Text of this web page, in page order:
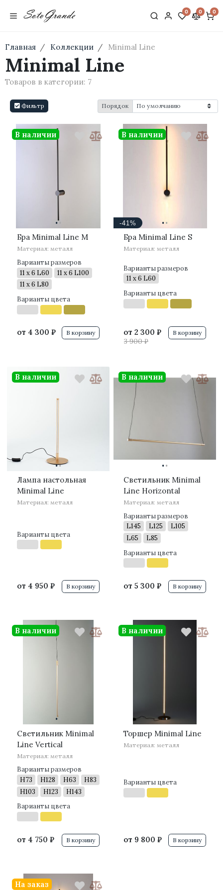
0 0 0
Главная Коллекции Minimal Line
Minimal Line
Товаров в категории: 7
Фильтр Порядок
··
Бра Minimal Line M
Материал: металл
Варианты размеров
11 x 6 L60
11 x 6 L100
11 x 6 L80
Варианты цвета
от 4 300 ₽
В наличии
В корзину
··
-41%
Бра Minimal Line S
Материал: металл
Варианты размеров
11 x 6 L60
Варианты цвета
от 2 300 ₽
3 900 ₽
В наличии
В корзину
··
Лампа настольная
Minimal Line
Материал: металл
Варианты цвета
от 4 950 ₽
В наличии
В корзину
··
Светильник Minimal
Line Horizontal
Материал: металл
Варианты размеров
L145
L125
L105
L65
L85
Варианты цвета
от 5 300 ₽
В наличии
В корзину
··
Светильник Minimal
Line Vertical
Материал: металл
Варианты размеров
H73
H128 H63
H83
H103
H123
H143
Варианты цвета
от 4 750 ₽
В наличии
В корзину
··
Торшер Minimal Line
Материал: металл
Варианты цвета
от 9 800 ₽
В наличии
В корзину
На заказ